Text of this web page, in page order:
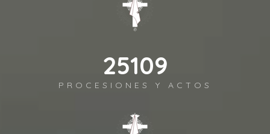
27202
PROCESIONES Y ACTOS